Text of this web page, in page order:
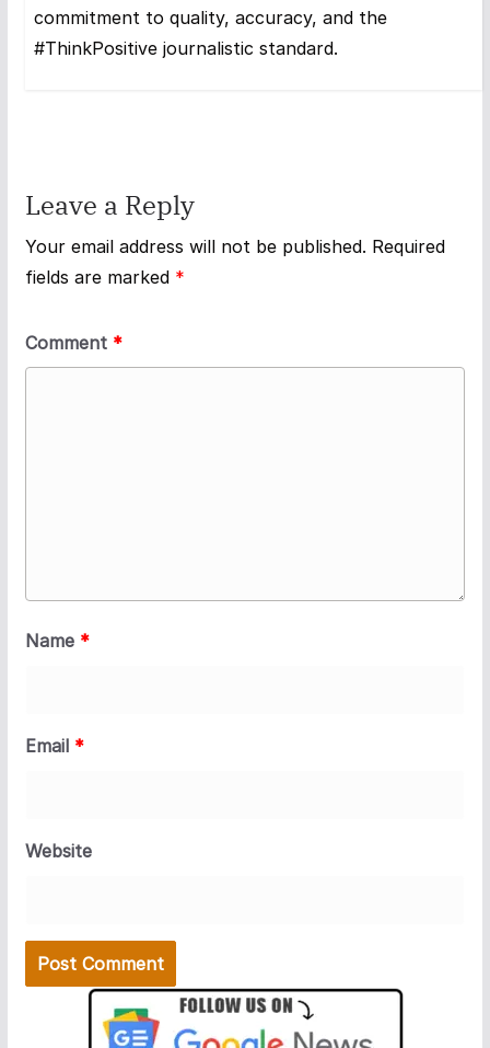
commitment to quality, accuracy, and the
#ThinkPositive journalistic standard.
Leave a Reply
Your email address will not be published. Required
fields are marked *
Comment *
Name *
Email *
Website